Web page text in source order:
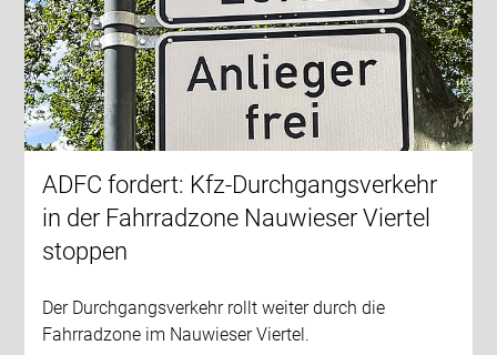
ADFC fordert: Kfz-Durchgangsverkehr
in der Fahrradzone Nauwieser Viertel
stoppen
Der Durchgangsverkehr rollt weiter durch die
Fahrradzone im Nauwieser Viertel.